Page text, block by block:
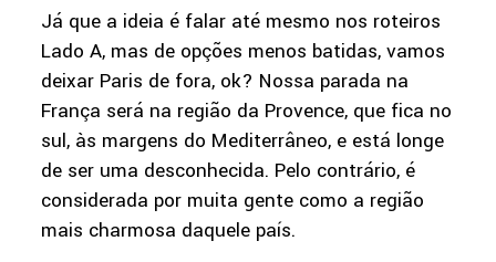
Já que a ideia é falar até mesmo nos roteiros
Lado A, mas de opções menos batidas, vamos
deixar Paris de fora, ok? Nossa parada na
França será na região da Provence, que fica no
sul, às margens do Mediterrâneo, e está longe
de ser uma desconhecida. Pelo contrário, é
considerada por muita gente como a região
mais charmosa daquele país.